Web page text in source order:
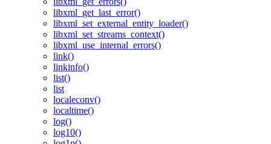
libxml_get_last_error()
libxml_set_external_entity_loader()
libxml_set_streams_context()
libxml_use_internal_errors()
link()
linkinfo()
list()
list
localeconv()
localtime()
log()
log10()